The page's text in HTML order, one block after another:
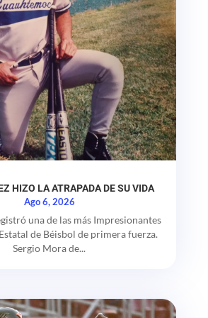
HIZO LA ATRAPADA DE SU VIDA
Ago 6, 2026
una de las más Impresionantes
de Béisbol de primera fuerza.
Sergio Mora de...